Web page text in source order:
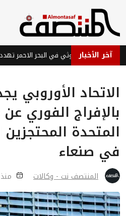
آخر الأخبار
الاتحاد الأوروبي
بالإفراج الفوري
المتحدة
في صنعاء
المنتصف نت - وكالات